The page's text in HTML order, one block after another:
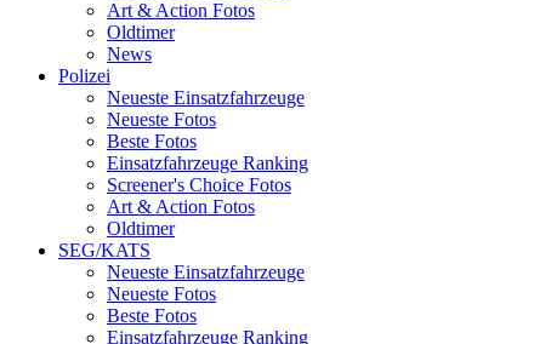
Art & Action Fotos
Oldtimer
News
Polizei
Neueste Einsatzfahrzeuge
Neueste Fotos
Beste Fotos
Einsatzfahrzeuge Ranking
Screener's Choice Fotos
Art & Action Fotos
Oldtimer
SEG/KATS
Neueste Einsatzfahrzeuge
Neueste Fotos
Beste Fotos
Einsatzfahrzeuge Ranking